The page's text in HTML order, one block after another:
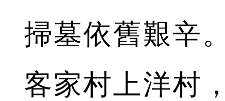
掃墓依舊艱辛
客家村上洋村